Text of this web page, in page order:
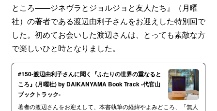
ところ――ジネヴラとジョルジョと友人たち』（月曜
社）の著者である渡辺由利子さんをお迎えした特別回で
した。初めてお会いした渡辺さんは、とっても素敵な方
で楽しいひと時となりました。
#150-渡辺由利子さんに聞く『ふたりの世界の重なると
ころ』(月曜社) by DAIKANYAMA Book Track -代官山
ブックトラック-
著者の渡辺さんをお迎えして、本書執筆の経緯やよみどころ、「無人